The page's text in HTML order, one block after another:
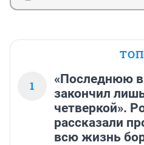
1
«Последнюю
закончил
четверкой».
рассказали
всю жизнь